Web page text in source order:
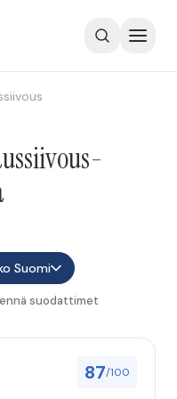
Suomi
suodattimet
87/100